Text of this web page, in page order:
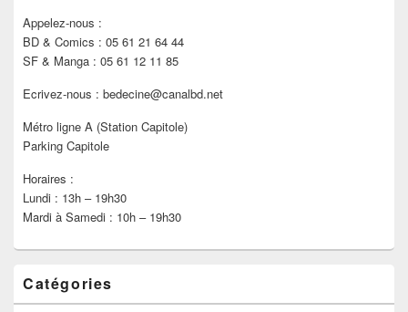
Appelez-nous :
BD & Comics : 05 61 21 64 44
SF & Manga : 05 61 12 11 85
Ecrivez-nous : bedecine@canalbd.net
Métro ligne A (Station Capitole)
Parking Capitole
Horaires :
Lundi : 13h – 19h30
Mardi à Samedi : 10h – 19h30
Catégories